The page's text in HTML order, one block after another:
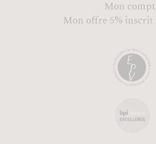
Mon
Mon offre 5%